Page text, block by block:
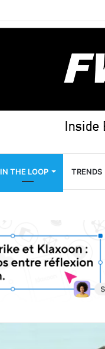
IN THE LOOP TRENDS